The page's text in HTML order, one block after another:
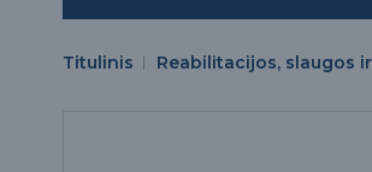
Titulinis Reabilitacijos, slaugos